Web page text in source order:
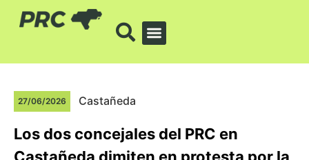
27/06/2026 Castañeda
Los dos concejales del PRC en